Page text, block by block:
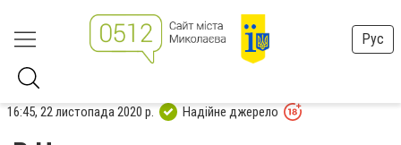
Рус
16:45, 22 листопада 2020 р. Надійне джерело